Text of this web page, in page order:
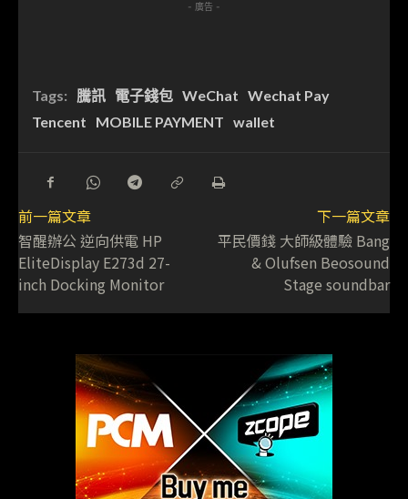
- 廣告 -
Tags: 騰訊 電子錢包 WeChat Wechat Pay
Tencent
MOBILE PAYMENT wallet
前一篇文章
智醒辦公 逆向供電 HP
EliteDisplay E273d 27-
inch Docking Monitor
下一篇文章
平民價錢 大師級體驗 Bang
& Olufsen Beosound
Stage soundbar